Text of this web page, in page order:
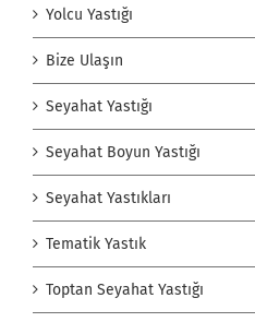
Yolcu Yastığı
Bize Ulaşın
Seyahat Yastığı
Seyahat Boyun Yastığı
Seyahat Yastıkları
Tematik Yastık
Toptan Seyahat Yastığı